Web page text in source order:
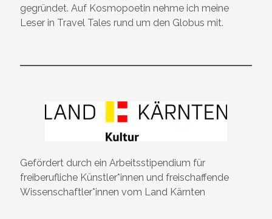
gegründet. Auf Kosmopoetin nehme ich meine
Leser in Travel Tales rund um den Globus mit.
Gefördert durch ein Arbeitsstipendium für
freiberufliche Künstler*innen und freischaffende
Wissenschaftler*innen vom Land Kärnten